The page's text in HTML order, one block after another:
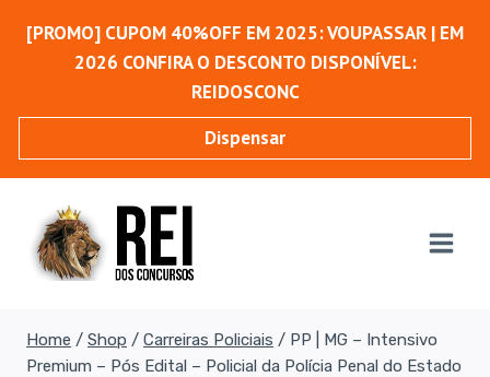
para[PROMO] CUPOM 40%OFF EM 2025: VOUPASSAR | EM
2026 CONFIRA O DESCONTO DISPONÍVEL:
REIDOSCONC
Dispensar
Home / Shop / Carreiras Policiais / PP | MG – Intensivo
Premium – Pós Edital – Policial da Polícia Penal do Estado